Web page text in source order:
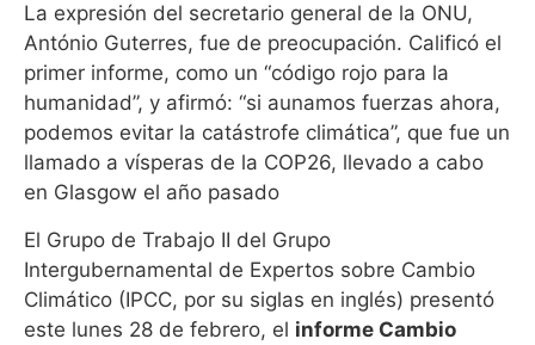
La expresión del secretario general de la ONU,
António Guterres, fue de preocupación. Calificó el
primer informe, como un “código rojo para la
humanidad”, y afirmó: “si aunamos fuerzas ahora,
podemos evitar la catástrofe climática”, que fue un
llamado a vísperas de la COP26, llevado a cabo
en Glasgow el año pasado
El Grupo de Trabajo II del Grupo
Intergubernamental de Expertos sobre Cambio
Climático (IPCC, por su siglas en inglés) presentó
este lunes 28 de febrero, el informe Cambio